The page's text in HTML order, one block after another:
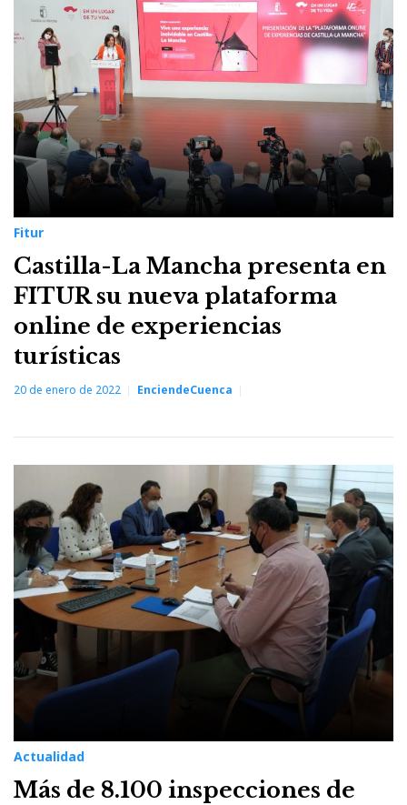
de
enero
2022
Fitur
Castilla-La Mancha presenta en
FITUR su nueva plataforma
online de experiencias
turísticas
20 de enero de 2022 EnciendeCuenca
Actualidad
Más de 8.100 inspecciones de